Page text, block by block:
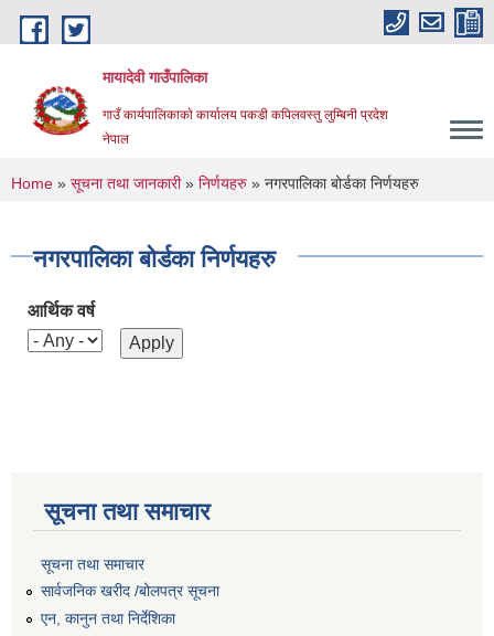
Skip to main content
मायादेवी गाउँपालिका
गाउँ कार्यपालिकाकाे कार्यालय पकडी कपिलवस्तु लुम्बिनी प्रदेश
नेपाल
You are here
Home » सूचना तथा जानकारी» निर्णयहरु » नगरपालिका बोर्डका निर्णयहरु
नगरपालिका बोर्डका निर्णयहरु
आर्थिक वर्ष
सूचना तथा समाचार
सूचना तथा समाचार
सार्वजनिक खरीद /बोलपत्र सूचना
एन, कानुन तथा निर्देशिका